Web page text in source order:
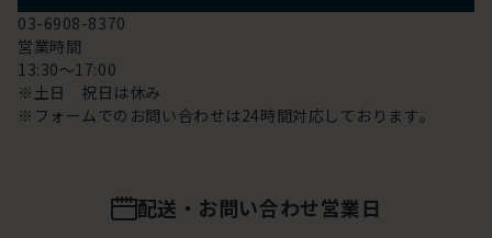
03-6908-8370
営業時間
13:30～17:00
※土日 祝日は休み
※フォームでのお問い合わせは24時間対応しております。
配送・お問い合わせ営業日